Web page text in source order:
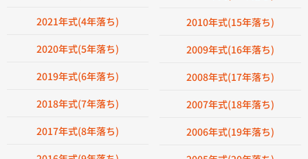
2021年式(4年落ち)
2020年式(5年落ち)
2019年式(6年落ち)
2018年式(7年落ち)
2017年式(8年落ち)
2010年式(15年落ち)
2009年式(16年落ち)
2008年式(17年落ち)
2007年式(18年落ち)
2006年式(19年落ち)